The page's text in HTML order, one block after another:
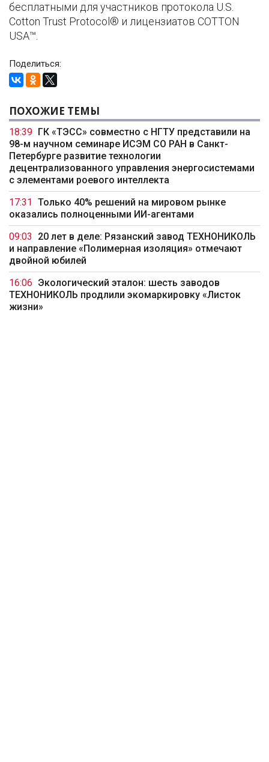
бесплатными для участников протокола U.S.
Cotton Trust Protocol® и лицензиатов COTTON
USA™.
Поделиться:
ПОХОЖИЕ ТЕМЫ
18:39
ГК «ТЭСС» совместно с НГТУ представили на
98-м научном семинаре ИСЭМ СО РАН в Санкт-
Петербурге развитие технологии
децентрализованного управления энергосистемами
с элементами роевого интеллекта
17:31
Только 40% решений на мировом рынке
оказались полноценными ИИ-агентами
09:03
20 лет в деле: Рязанский завод ТЕХНОНИКОЛЬ
и направление «Полимерная изоляция» отмечают
двойной юбилей
16:06 Экологический эталон: шесть заводов
ТЕХНОНИКОЛЬ продлили экомаркировку «Листок
жизни»